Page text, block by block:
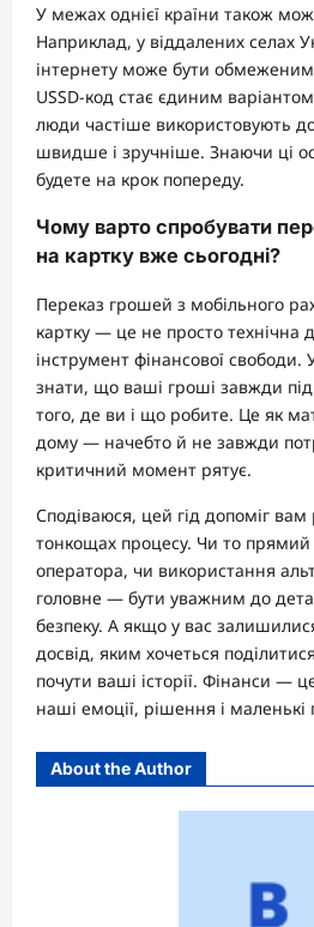
У межах однієї країни також
Наприклад, у віддалених селах
інтернету може бути
USSD-код стає єдиним
люди частіше використовують
швидше і зручніше. Знаючи ці
будете на крок попереду.
Чому варто спробувати
на картку вже сьогодні?
Переказ грошей з мобільного
картку — це не просто технічна
інструмент фінансової свободи.
знати, що ваші гроші завжди
того, де ви і що робите. Це як
дому — начебто й не завжди
критичний момент рятує.
Сподіваюся, цей гід допоміг вам
тонкощах процесу. Чи то прямий
оператора, чи використання
головне — бути уважним до
безпеку. А якщо у вас
досвід, яким хочеться
почути ваші історії. Фінанси —
наші емоції, рішення і
About the Author